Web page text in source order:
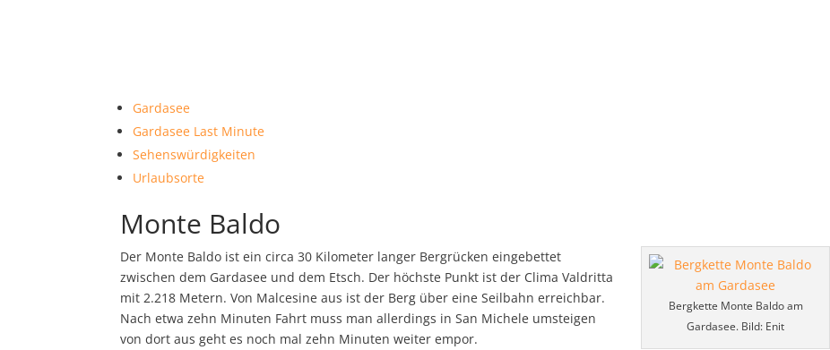
Gardasee
Gardasee Last Minute
Sehenswürdigkeiten
Urlaubsorte
Monte Baldo
Bergkette Monte Baldo am
Gardasee. Bild: Enit
Der Monte Baldo ist ein circa 30 Kilometer langer Bergrücken eingebettet
zwischen dem Gardasee und dem Etsch. Der höchste Punkt ist der Clima Valdritta
mit 2.218 Metern. Von Malcesine aus ist der Berg über eine Seilbahn erreichbar.
Nach etwa zehn Minuten Fahrt muss man allerdings in San Michele umsteigen
von dort aus geht es noch mal zehn Minuten weiter empor.